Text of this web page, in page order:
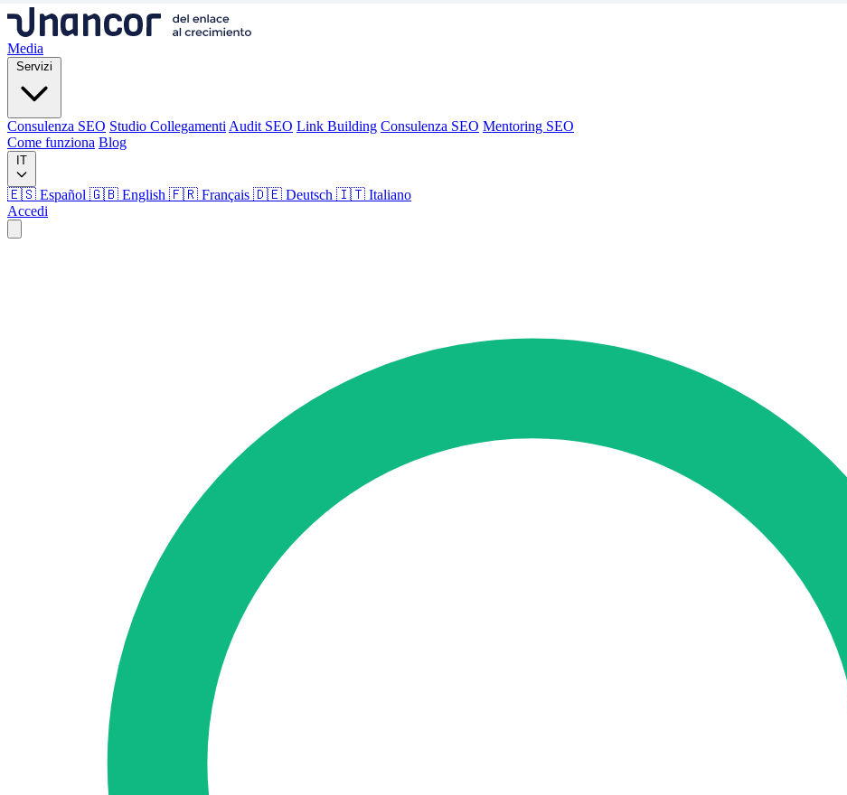
Media
Servizi
Consulenza SEO Studio Collegamenti Audit SEO Link Building Consulenza SEO Mentoring SEO
Come funziona Blog
IT
🇪🇸 Español 🇬🇧 English 🇫🇷 Français 🇩🇪 Deutsch 🇮🇹 Italiano
Accedi